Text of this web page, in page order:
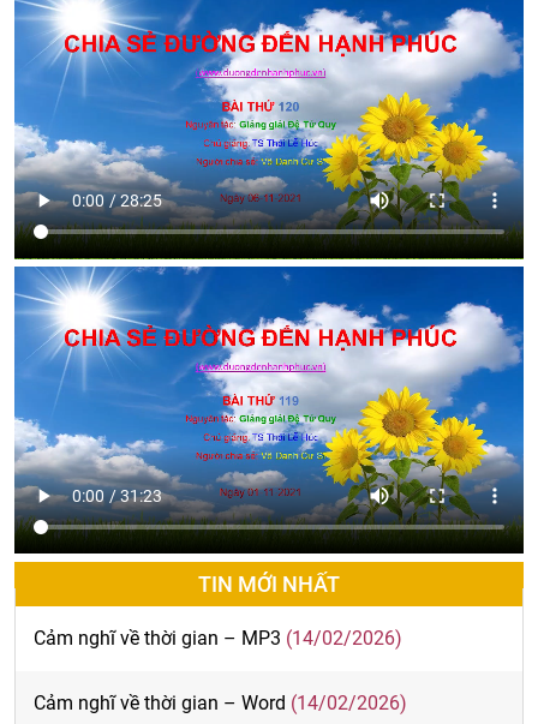
TIN MỚI NHẤT
Cảm nghĩ về thời gian – MP3 (14/02/2026)
Cảm nghĩ về thời gian – Word (14/02/2026)